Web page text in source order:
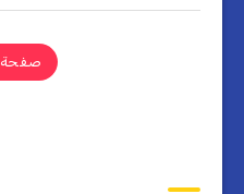
صفحة 1 من 1